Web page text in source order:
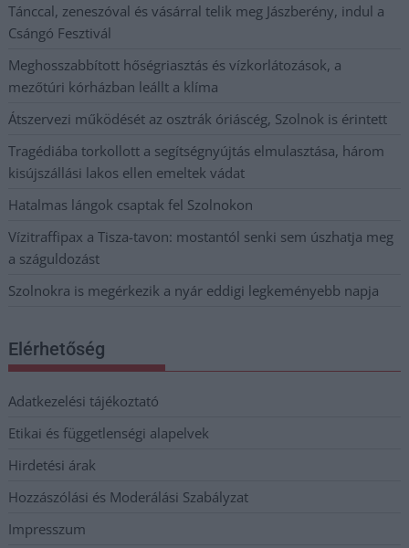
Tánccal, zeneszóval és vásárral telik meg Jászberény, indul a
Csángó Fesztivál
Meghosszabbított hőségriasztás és vízkorlátozások, a
mezőtúri kórházban leállt a klíma
Átszervezi működését az osztrák óriáscég, Szolnok is érintett
Tragédiába torkollott a segítségnyújtás elmulasztása, három
kisújszállási lakos ellen emeltek vádat
Hatalmas lángok csaptak fel Szolnokon
Vízitraffipax a Tisza-tavon: mostantól senki sem úszhatja meg
a száguldozást
Szolnokra is megérkezik a nyár eddigi legkeményebb napja
Elérhetőség
Adatkezelési tájékoztató
Etikai és függetlenségi alapelvek
Hirdetési árak
Hozzászólási és Moderálási Szabályzat
Impresszum